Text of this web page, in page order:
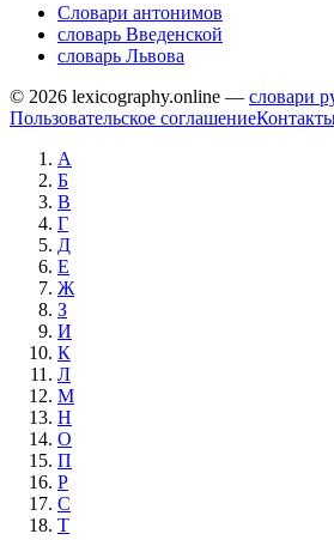
Словари антонимов
словарь Введенской
словарь Львова
© 2026 lexicography.online — словари
Пользовательское соглашение
А
Б
В
Г
Д
Е
Ж
З
И
К
Л
М
Н
О
П
Р
С
Т